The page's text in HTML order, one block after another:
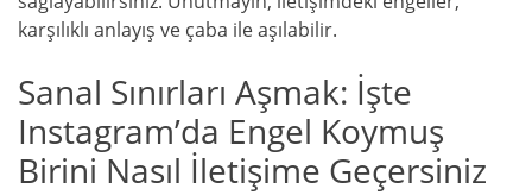
karşılıklı anlayış ve çaba ile aşılabilir.
Sanal Sınırları Aşmak: İşte
Instagram’da Engel Koymuş
Birini Nasıl İletişime Geçersiniz